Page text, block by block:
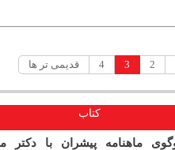
2
3
4 قدیمی تر ها
کتاب
ماهنامه پیشران با دکتر